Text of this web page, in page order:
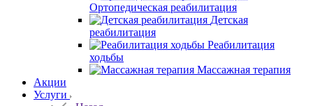
Ортопедическая реабилитация
Детская
реабилитация
Реабилитация
ходьбы
Массажная терапия
Акции
Услуги